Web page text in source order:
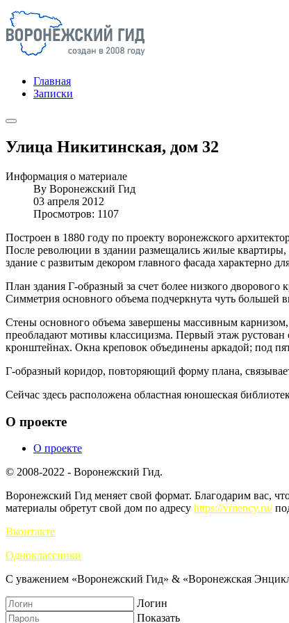
Главная
Записки
Улица Никитинская, дом 32
Информация о материале
By Воронежский Гид
03 апреля 2012
Просмотров: 1107
Построен в 1880 году по проекту воронежского
После революции в здании размещались жилые квартиры,
здание с развитым декором главного фасада характерно
План здания Г-образный за счет более низкого
Симметрия основного объема подчеркнута чуть большей
Стены основного объема завершены массивным
преобладают мотивы классицизма. Первый этаж
кронштейнах. Окна креповок объединены аркадой; под
Г-образный коридор, повторяющий форму плана,
Сейчас здесь расположена областная юношеская
О проекте
О проекте
© 2008-2022 - Воронежский Гид.
Воронежский Гид меняет свой формат. Благодарим вас,
материалы обретут свой дом по адресу https://vrnency.ru/
Вконтакте
Одноклассники
С уважением «Воронежский Гид» & «Воронежская
Логин
Показать